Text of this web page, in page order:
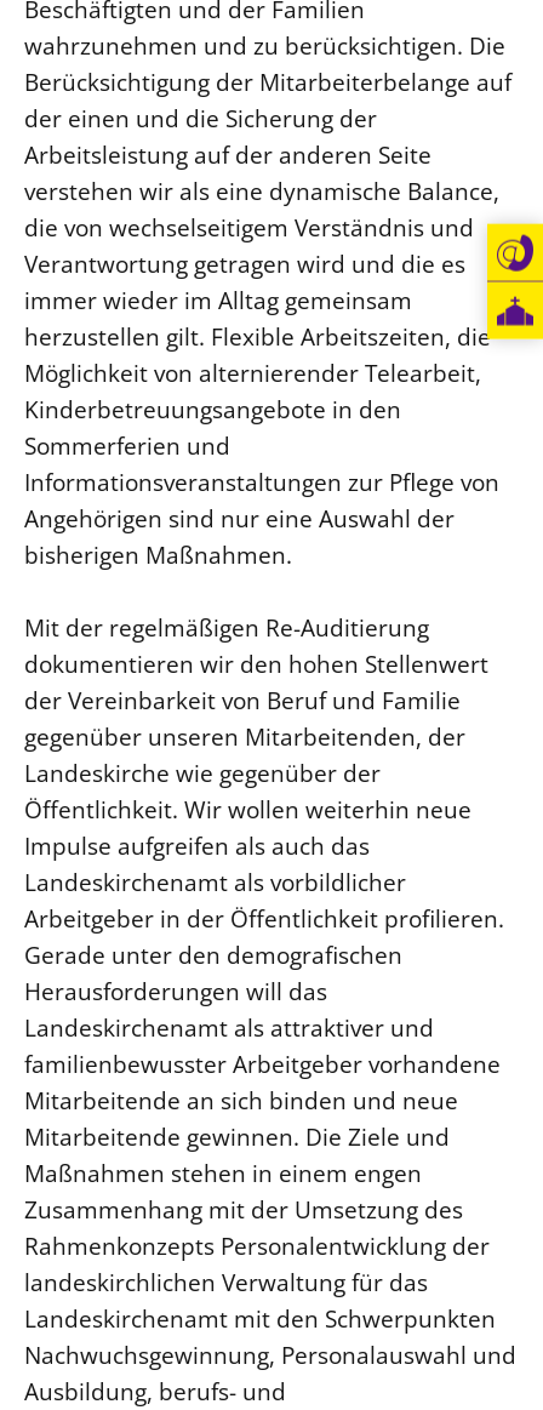
Beschäftigten und der Familien
wahrzunehmen und zu berücksichtigen. Die
Berücksichtigung der Mitarbeiterbelange auf
der einen und die Sicherung der
Arbeitsleistung auf der anderen Seite
verstehen wir als eine dynamische Balance,
die von wechselseitigem Verständnis und
Verantwortung getragen wird und die es
immer wieder im Alltag gemeinsam
herzustellen gilt. Flexible Arbeitszeiten, die
Möglichkeit von alternierender Telearbeit,
Kinderbetreuungsangebote in den
Sommerferien und
Informationsveranstaltungen zur Pflege von
Angehörigen sind nur eine Auswahl der
bisherigen Maßnahmen.
Mit der regelmäßigen Re-Auditierung
dokumentieren wir den hohen Stellenwert
der Vereinbarkeit von Beruf und Familie
gegenüber unseren Mitarbeitenden, der
Landeskirche wie gegenüber der
Öffentlichkeit. Wir wollen weiterhin neue
Impulse aufgreifen als auch das
Landeskirchenamt als vorbildlicher
Arbeitgeber in der Öffentlichkeit profilieren.
Gerade unter den demografischen
Herausforderungen will das
Landeskirchenamt als attraktiver und
familienbewusster Arbeitgeber vorhandene
Mitarbeitende an sich binden und neue
Mitarbeitende gewinnen. Die Ziele und
Maßnahmen stehen in einem engen
Zusammenhang mit der Umsetzung des
Rahmenkonzepts Personalentwicklung der
landeskirchlichen Verwaltung für das
Landeskirchenamt mit den Schwerpunkten
Nachwuchsgewinnung, Personalauswahl und
Ausbildung, berufs- und
Öffentlichkeitsarbeit
Personalausschuss
Projektmanagement
Recht
Terminstundenplaner